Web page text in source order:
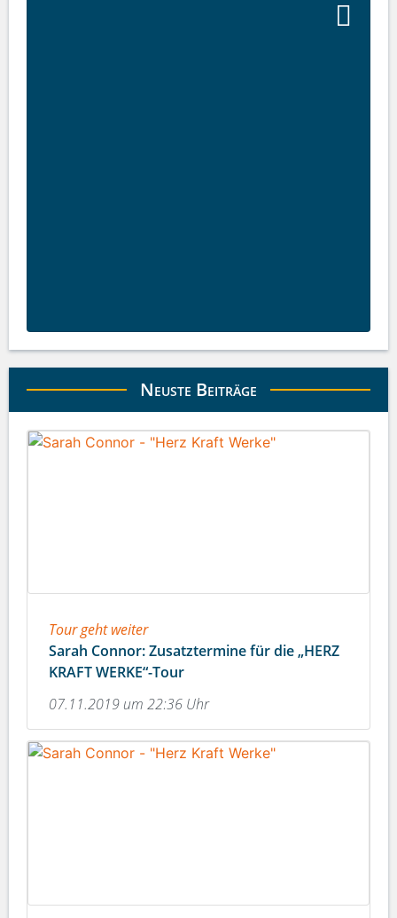
Neuste Beiträge
Tour geht weiter
Sarah Connor: Zusatztermine für die „HERZ
KRAFT WERKE“-Tour
07.11.2019 um 22:36 Uhr